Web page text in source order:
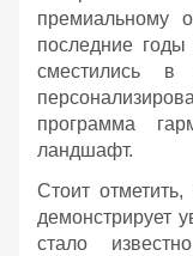
премиальному
последние годы
сместились
программа
ландшафт.
Стоит отметить,
демонстрирует
стало